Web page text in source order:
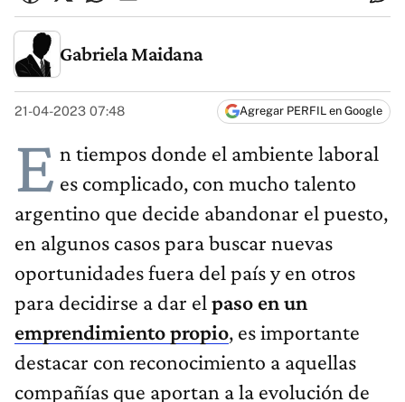
Gabriela Maidana
21-04-2023 07:48 Agregar PERFIL en Google
E n tiempos donde el ambiente laboral
es complicado, con mucho talento
argentino que decide abandonar el puesto,
en algunos casos para buscar nuevas
oportunidades fuera del país y en otros
para decidirse a dar el paso en un
emprendimiento propio, es importante
destacar con reconocimiento a aquellas
compañías que aportan a la evolución de